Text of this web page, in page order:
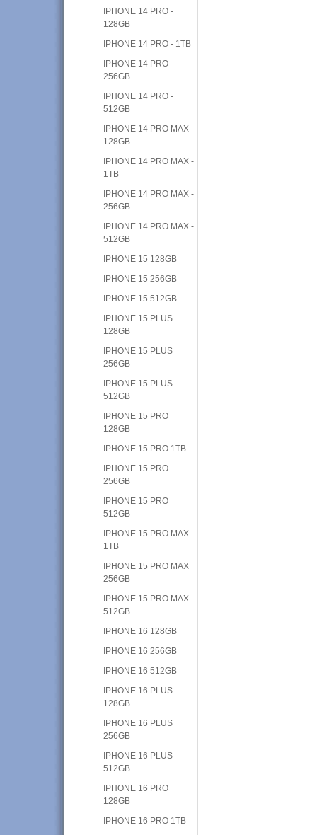
IPHONE 14 PRO -
128GB
IPHONE 14 PRO - 1TB
IPHONE 14 PRO -
256GB
IPHONE 14 PRO -
512GB
IPHONE 14 PRO MAX -
128GB
IPHONE 14 PRO MAX -
1TB
IPHONE 14 PRO MAX -
256GB
IPHONE 14 PRO MAX -
512GB
IPHONE 15 128GB
IPHONE 15 256GB
IPHONE 15 512GB
IPHONE 15 PLUS
128GB
IPHONE 15 PLUS
256GB
IPHONE 15 PLUS
512GB
IPHONE 15 PRO
128GB
IPHONE 15 PRO 1TB
IPHONE 15 PRO
256GB
IPHONE 15 PRO
512GB
IPHONE 15 PRO MAX
1TB
IPHONE 15 PRO MAX
256GB
IPHONE 15 PRO MAX
512GB
IPHONE 16 128GB
IPHONE 16 256GB
IPHONE 16 512GB
IPHONE 16 PLUS
128GB
IPHONE 16 PLUS
256GB
IPHONE 16 PLUS
512GB
IPHONE 16 PRO
128GB
IPHONE 16 PRO 1TB